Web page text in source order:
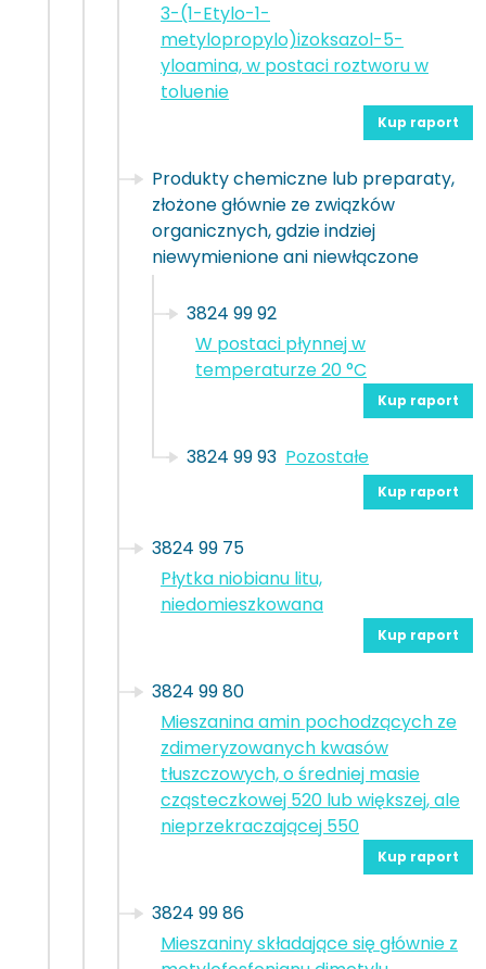
3-(1-Etylo-1-
metylopropylo)izoksazol-5-
yloamina, w postaci roztworu w
toluenie
Kup raport
Produkty chemiczne lub preparaty,
złożone głównie ze związków
organicznych, gdzie indziej
niewymienione ani niewłączone
3824 99 92
W postaci płynnej w
temperaturze 20 °C
Kup raport
3824 99 93 Pozostałe
Kup raport
3824 99 75
Płytka niobianu litu,
niedomieszkowana
Kup raport
3824 99 80
Mieszanina amin pochodzących ze
zdimeryzowanych kwasów
tłuszczowych, o średniej masie
cząsteczkowej 520 lub większej, ale
nieprzekraczającej 550
Kup raport
3824 99 86
Mieszaniny składające się głównie z